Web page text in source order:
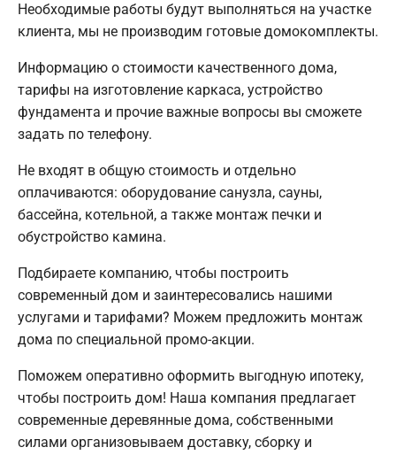
Необходимые работы будут выполняться на участке
клиента, мы не производим готовые домокомплекты.
Информацию о стоимости качественного дома,
тарифы на изготовление каркаса, устройство
фундамента и прочие важные вопросы вы сможете
задать по телефону.
Не входят в общую стоимость и отдельно
оплачиваются: оборудование санузла, сауны,
бассейна, котельной, а также монтаж печки и
обустройство камина.
Подбираете компанию, чтобы построить
современный дом и заинтересовались нашими
услугами и тарифами? Можем предложить монтаж
дома по специальной промо-акции.
Поможем оперативно оформить выгодную ипотеку,
чтобы построить дом! Наша компания предлагает
современные деревянные дома, собственными
силами организовываем доставку, сборку и